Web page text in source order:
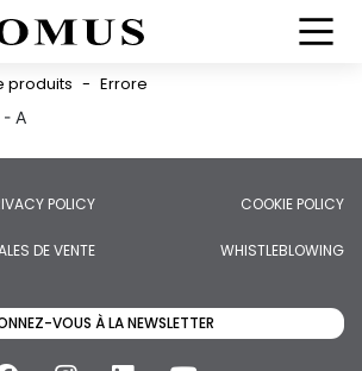
produits - Errore
- A
POLICY COOKIE POLICY
DE VENTE WHISTLEBLOWING
VOUS À LA NEWSLETTER